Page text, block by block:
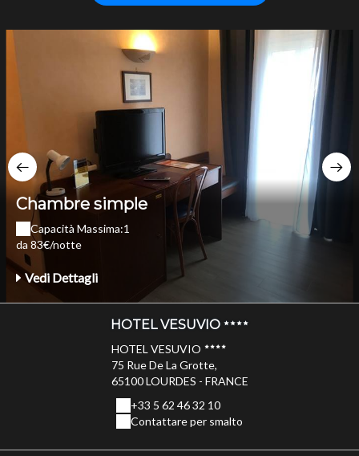
Chambre simple
Capacità Massima:1
da 83€/notte
Vedi Dettagli
HOTEL VESUVIO
HOTEL VESUVIO
75 Rue De La Grotte,
65100 LOURDES - FRANCE
+33 5 62 46 32 10
Contattare per smalto